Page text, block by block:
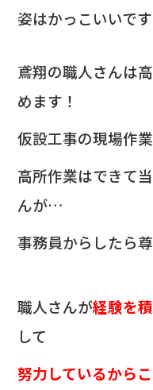
姿はかっこいいで
鳶翔の職人さんは
めます！
仮設工事の現場作
高所作業はできて
んが…
事務員からしたら
職人さんが経験を
して
努力しているから